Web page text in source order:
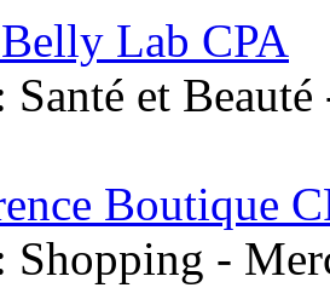
Lab CPA
Santé et
Boutique
Shopping -